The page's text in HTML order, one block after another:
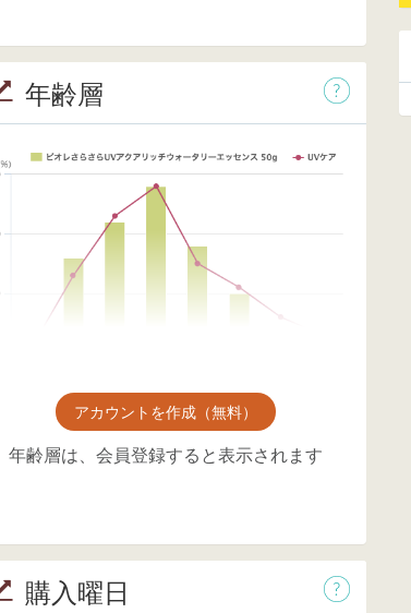
年齢層
アカウントを作成（無料）
年齢層は、会員登録すると表示されます
購入曜日